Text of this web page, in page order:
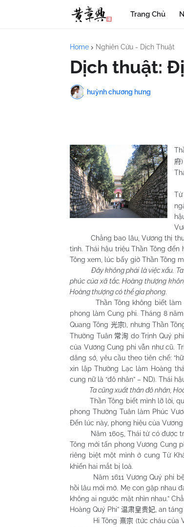
Trang Chủ
Home Nghiên Cứu - Dịch Thuật
Dịch thuật:
huỳnh chương hưng
府
Từ
Chẳng bao lâu, Vương thị
tình. Thái hậu triệu Thần Tông đến
Tông xem, lúc bấy giờ Thần Tông
Đây không phải là việc xấu.
phúc của xã tắc. Hoàng thượng
Hoàng thượng có thể gia phong.
Thần Tông không biết làm
phong làm Cung phi. Tháng 8
Quang Tông 光宗), nhưng Thần
Thường Tuân 常洵 do Trịnh Quý
của Vương Cung phi vẫn như cũ.
dâng sớ, yêu cầu theo tiên chế:
xin lập Thường Lạc làm Hoàng
cung nữ là “đô nhân” – ND). Thái
Ta cũng xuất thân đô nhân,
Thần Tông biết mình lỡ lời, quỳ
phong Thường Tuân làm Phúc
Đến lúc này, phong hiệu của
Năm 1605, Thái tử có được
Tông mới tấn phong Vương Cung
riêng biệt một mình ở cung Từ
khiến hai mắt bị loà.
Năm 1611 Vương Quý phi
hồi lâu mới mở. Mẹ con gặp nhau
không ai ngước mặt nhìn nhau.”
Hoàng Quý Phi” 温肃皇贵妃 , an
Hi Tông 熹宗 (tức cháu của